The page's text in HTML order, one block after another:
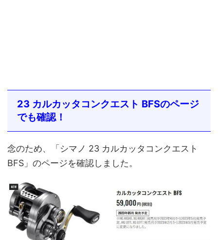
23 カルカッタコンクエスト BFSのページ
でも確認！
念のため、「シマノ 23 カルカッタコンクエスト
BFS」のページを確認しました。